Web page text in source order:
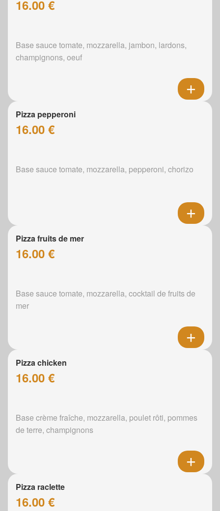
16.00 €
Base sauce tomate, mozzarella, jambon, lardons,
champignons, oeuf
Pizza pepperoni
16.00 €
Base sauce tomate, mozzarella, pepperoni, chorizo
Pizza fruits de mer
16.00 €
Base sauce tomate, mozzarella, cocktail de fruits de
mer
Pizza chicken
16.00 €
Base crème fraîche, mozzarella, poulet rôti, pommes
de terre, champignons
Pizza raclette
16.00 €